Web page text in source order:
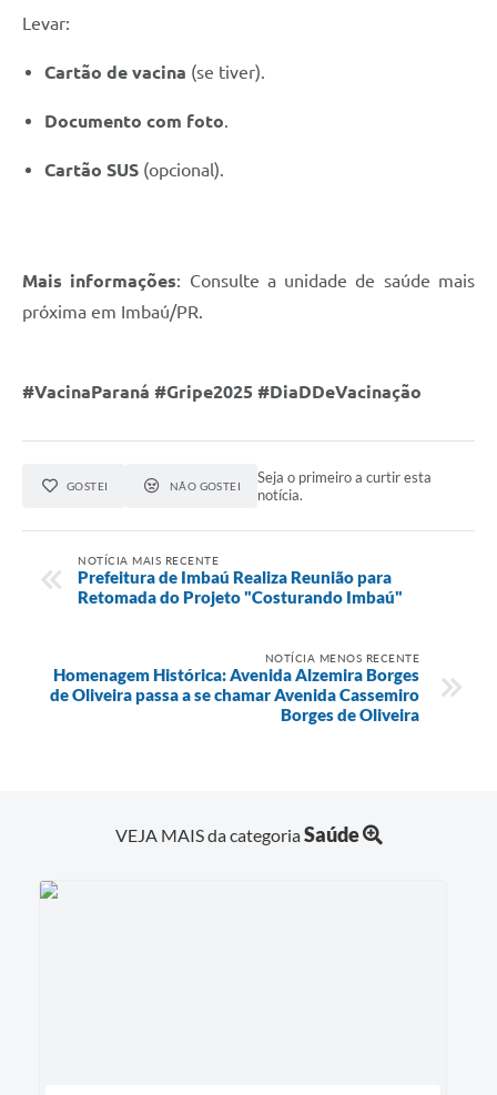
Levar:
Cartão de vacina (se tiver).
Documento com foto.
Cartão SUS (opcional).
Mais informações: Consulte a unidade de saúde mais
próxima em Imbaú/PR.
#VacinaParaná #Gripe2025 #DiaDDeVacinação
GOSTEI NÃO GOSTEI
Seja o primeiro a curtir esta
notícia.
NOTÍCIA MAIS RECENTE
Prefeitura de Imbaú Realiza Reunião para
Retomada do Projeto "Costurando Imbaú"
NOTÍCIA MENOS RECENTE
Homenagem Histórica: Avenida Alzemira Borges
de Oliveira passa a se chamar Avenida Cassemiro
Borges de Oliveira
VEJA MAIS da categoriaSaúde